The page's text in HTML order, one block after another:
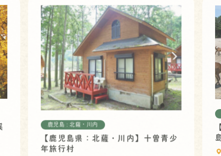
鹿児島 : 北薩・川内
【鹿児島県：北薩・川内】十曽青少
年旅行村